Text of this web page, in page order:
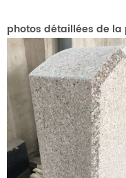
photos détaillées de